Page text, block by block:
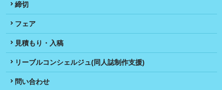
締切
フェア
見積もり・入稿
リーブルコンシェルジュ(同人誌制作支援)
問い合わせ